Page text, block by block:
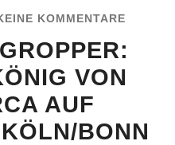
KOMMENTARE
VON
AUF
BONN